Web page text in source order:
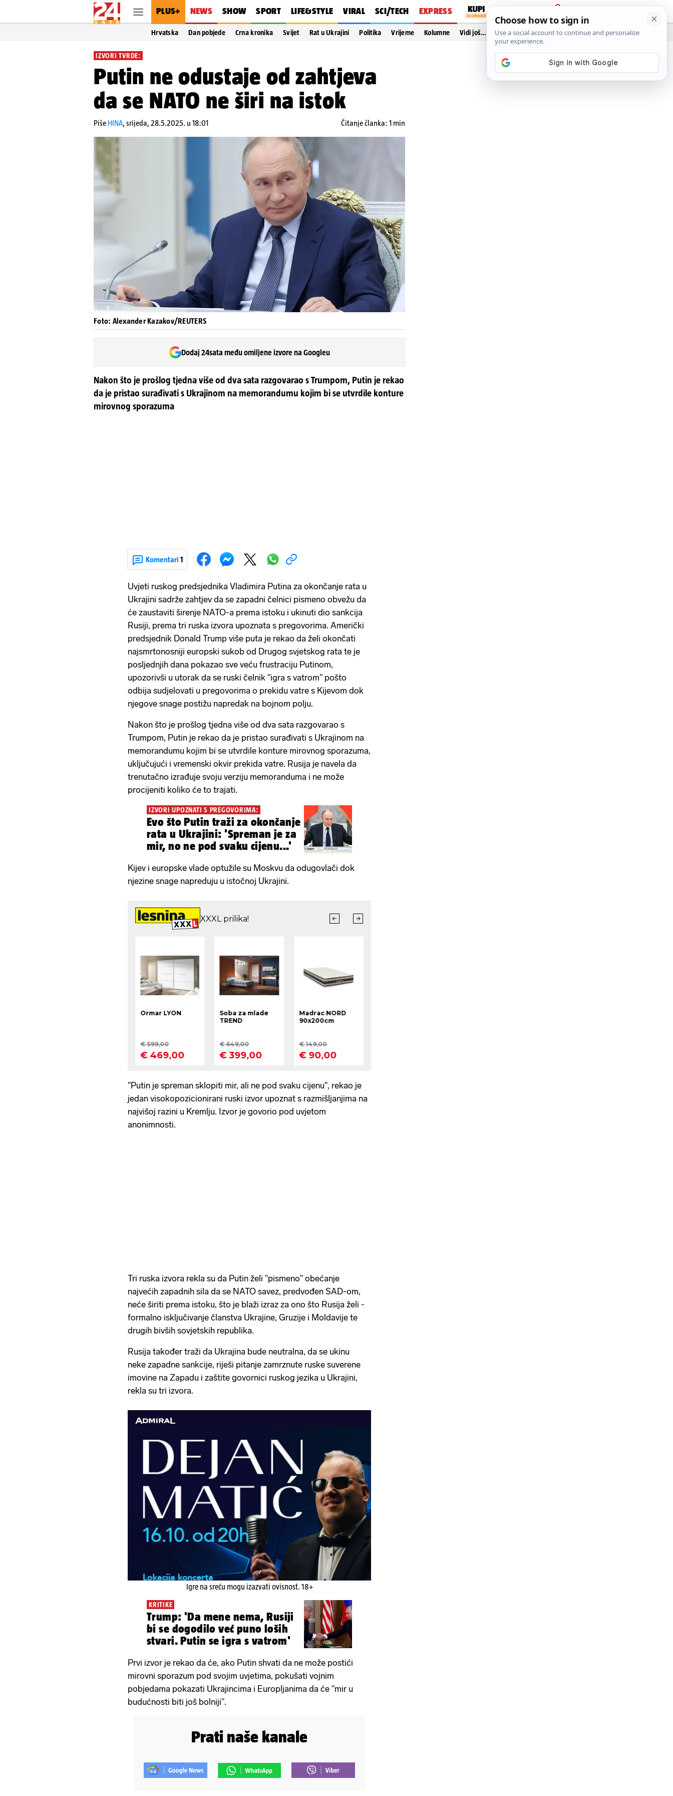
PLUS+ NEWS SHOW SPORT LIFE&STYLE VIRAL SCI/TECH EXPRESS
PRIJAVA
Hrvatska Dan pobjede Crna kronika Svijet Rat u Ukrajini Politika Vrijeme Kolumne Vidi još…
IZVORI TVRDE:
Putin ne odustaje od zahtjeva
da se NATO ne širi na istok
Piše HINA,srijeda, 28.5.2025. u 18:01 Čitanje članka: 1 min
Foto: Alexander Kazakov/REUTERS
Dodaj 24sata među omiljene izvore na Googleu
Nakon što je prošlog tjedna više od dva sata razgovarao s Trumpom, Putin je rekao
da je pristao surađivati ​​s Ukrajinom na memorandumu kojim bi se utvrdile konture
mirovnog sporazuma
Komentari 1
Uvjeti ruskog predsjednika Vladimira Putina za okončanje rata u
Ukrajini sadrže zahtjev da se zapadni čelnici pismeno obvežu da
će zaustaviti širenje NATO-a prema istoku i ukinuti dio sankcija
Rusiji, prema tri ruska izvora upoznata s pregovorima. Američki
predsjednik Donald Trump više puta je rekao da želi okončati
najsmrtonosniji europski sukob od Drugog svjetskog rata te je
posljednjih dana pokazao sve veću frustraciju Putinom,
upozorivši u utorak da se ruski čelnik "igra s vatrom" pošto
odbija sudjelovati u pregovorima o prekidu vatre s Kijevom dok
njegove snage postižu napredak na bojnom polju.
Nakon što je prošlog tjedna više od dva sata razgovarao s
Trumpom, Putin je rekao da je pristao surađivati ​​s Ukrajinom na
memorandumu kojim bi se utvrdile konture mirovnog sporazuma,
uključujući i vremenski okvir prekida vatre. Rusija je navela da
trenutačno izrađuje svoju verziju memoranduma i ne može
procijeniti koliko će to trajati.
IZVORI UPOZNATI S PREGOVORIMA:
Evo što Putin traži za okončanje
rata u Ukrajini: 'Spreman je za
mir, no ne pod svaku cijenu...'
Kijev i europske vlade optužile su Moskvu da odugovlači dok
njezine snage napreduju u istočnoj Ukrajini.
"Putin je spreman sklopiti mir, ali ne pod svaku cijenu", rekao je
jedan visokopozicionirani ruski izvor upoznat s razmišljanjima na
najvišoj razini u Kremlju. Izvor je govorio pod uvjetom
anonimnosti.
Tri ruska izvora rekla su da Putin želi "pismeno" obećanje
najvećih zapadnih sila da se NATO savez, predvođen SAD-om,
neće širiti prema istoku, što je blaži izraz za ono što Rusija želi -
formalno isključivanje članstva Ukrajine, Gruzije i Moldavije te
drugih bivših sovjetskih republika.
Rusija također traži da Ukrajina bude neutralna, da se ukinu
neke zapadne sankcije, riješi pitanje zamrznute ruske suverene
imovine na Zapadu i zaštite govornici ruskog jezika u Ukrajini,
rekla su tri izvora.
Igre na sreću mogu izazvati ovisnost. 18+
KRITIKE
Trump: 'Da mene nema, Rusiji
bi se dogodilo već puno loših
stvari. Putin se igra s vatrom'
Prvi izvor je rekao da će, ako Putin shvati da ne može postići
mirovni sporazum pod svojim uvjetima, pokušati vojnim
pobjedama pokazati Ukrajincima i Europljanima da će "mir u
budućnosti biti još bolniji".
Prati naše kanale